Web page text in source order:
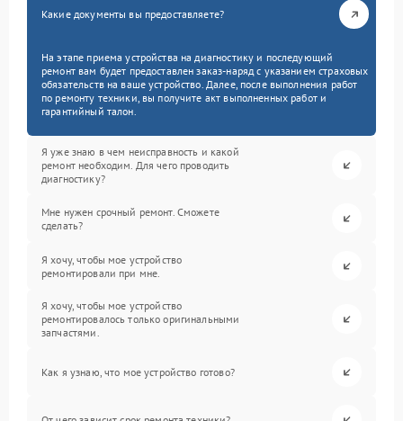
Какие документы вы предоставляете?
На этапе приема устройства на диагностику и последующий
ремонт вам будет предоставлен заказ-наряд с указанием страховых
обязательств на ваше устройство. Далее, после выполнения работ
по ремонту техники, вы получите акт выполненных работ и
гарантийный талон.
Я уже знаю в чем неисправность и какой
ремонт необходим. Для чего проводить
диагностику?
Мне нужен срочный ремонт. Сможете
сделать?
Я хочу, чтобы мое устройство
ремонтировали при мне.
Я хочу, чтобы мое устройство
ремонтировалось только оригинальными
запчастями.
Как я узнаю, что мое устройство готово?